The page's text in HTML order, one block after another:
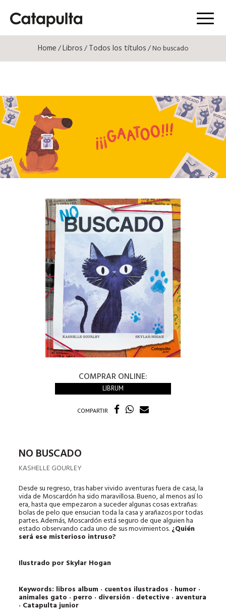
Menú
Home/Libros/Todos los títulos/ No buscado
COMPRAR ONLINE:
LIBRUM
COMPARTIR
NO BUSCADO
KASHELLE GOURLEY
Desde su regreso, tras haber vivido aventuras fuera de casa, la
vida de Moscardón ha sido maravillosa. Bueno, al menos así lo
era, hasta que empezaron a suceder algunas cosas extrañas:
bolas de pelo que ensucian toda la casa y arañazos por todas
partes. Además, Moscardón está seguro de que alguien ha
estado observando cada uno de sus movimientos. ¿Quién
será ese misterioso intruso?
Ilustrado por Skylar Hogan
Keywords: libros album · cuentos ilustrados · humor ·
animales gato · perro · diversión · detective · aventura
· Catapulta junior